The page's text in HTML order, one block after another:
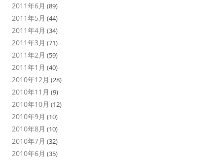
2011年6月 (89)
2011年5月 (44)
2011年4月 (34)
2011年3月 (71)
2011年2月 (59)
2011年1月 (40)
2010年12月 (28)
2010年11月 (9)
2010年10月 (12)
2010年9月 (10)
2010年8月 (10)
2010年7月 (32)
2010年6月 (35)